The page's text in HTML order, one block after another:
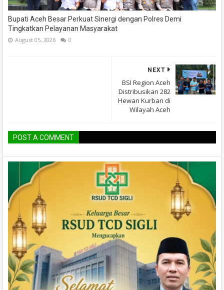
Bupati Aceh Besar Perkuat Sinergi dengan Polres Demi
Tingkatkan Pelayanan Masyarakat
August 05, 2026 0
NEXT
BSI Region Aceh
Distribusikan 282
Hewan Kurban di
Wilayah Aceh
POST A COMMENT